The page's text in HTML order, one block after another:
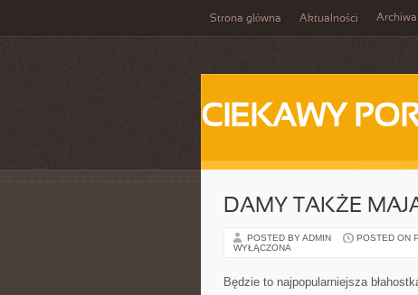
Strona główna Aktualności Archiwa
CIEKAWY
DAMY TAKŻE
POSTED BY ADMIN POSTED ON
WYŁĄCZONA
Będzie to najpopularniejsza